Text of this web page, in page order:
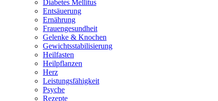
Diabetes Mellitus
Entsäuerung
Ernährung
Frauengesundheit
Gelenke & Knochen
Gewichtsstabilisierung
Heilfasten
Heilpflanzen
Herz
Leistungsfähigkeit
Psyche
Rezepte